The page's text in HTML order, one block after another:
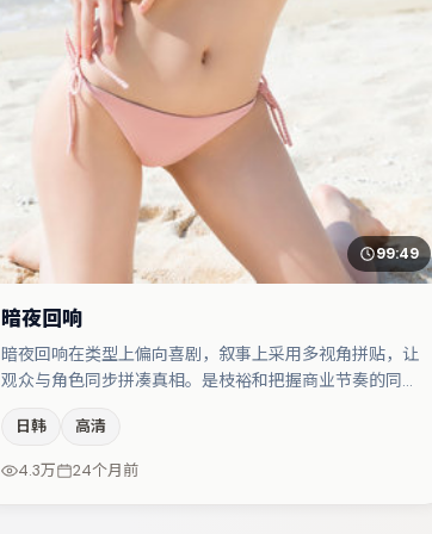
99:49
暗夜回响
暗夜回响在类型上偏向喜剧，叙事上采用多视角拼贴，让
观众与角色同步拼凑真相。是枝裕和把握商业节奏的同时
包括章子怡、河正宇、亚当·德赖弗等，角色动机前后呼
应，适合喜欢抠台词与伏笔的观众。整体完成度较高，适
合周末一口气追完。
日韩 高清
4.3万 24个月前